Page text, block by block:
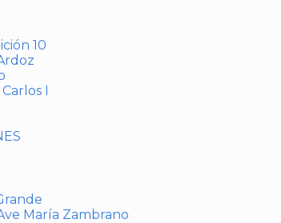
10
I
María Zambrano